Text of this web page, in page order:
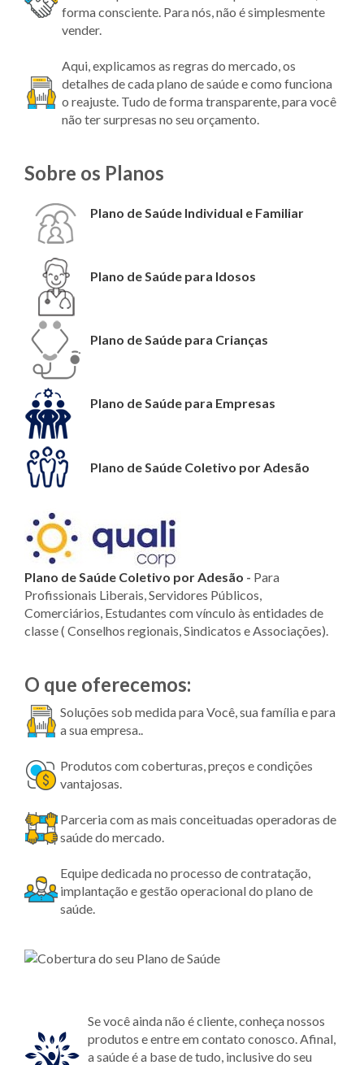
forma consciente. Para nós, não é simplesmente
vender.
Aqui, explicamos as regras do mercado, os
detalhes de cada plano de saúde e como funciona
o reajuste. Tudo de forma transparente, para você
não ter surpresas no seu orçamento.
Sobre os Planos
Plano de Saúde Individual e Familiar
Plano de Saúde para Idosos
Plano de Saúde para Crianças
Plano de Saúde para Empresas
Plano de Saúde Coletivo por Adesão
Plano de Saúde Coletivo por Adesão - Para
Profissionais Liberais, Servidores Públicos,
Comerciários, Estudantes com vínculo às entidades de
classe ( Conselhos regionais, Sindicatos e Associações).
O que oferecemos:
Soluções sob medida para Você, sua família e para
a sua empresa..
Produtos com coberturas, preços e condições
vantajosas.
Parceria com as mais conceituadas operadoras de
saúde do mercado.
Equipe dedicada no processo de contratação,
implantação e gestão operacional do plano de
saúde.
Se você ainda não é cliente, conheça nossos
produtos e entre em contato conosco. Afinal,
a saúde é a base de tudo, inclusive do seu